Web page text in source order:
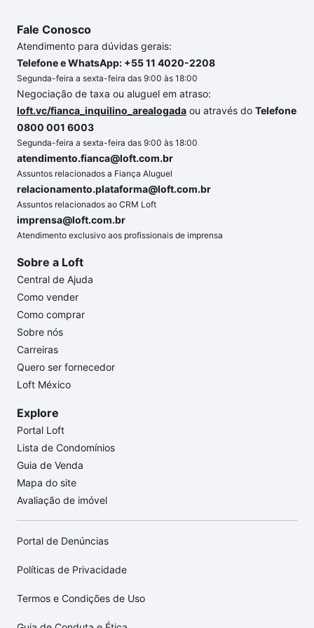
Fale Conosco
Atendimento para dúvidas gerais:
Telefone e WhatsApp: +55 11 4020-2208
Segunda-feira a sexta-feira das 9:00 às 18:00
Negociação de taxa ou aluguel em atraso:
loft.vc/fianca_inquilino_arealogada ou através do Telefone
0800 001 6003
Segunda-feira a sexta-feira das 9:00 às 18:00
atendimento.fianca@loft.com.br
Assuntos relacionados a Fiança Aluguel
relacionamento.plataforma@loft.com.br
Assuntos relacionados ao CRM Loft
imprensa@loft.com.br
Atendimento exclusivo aos profissionais de imprensa
Sobre a Loft
Central de Ajuda
Como vender
Como comprar
Sobre nós
Carreiras
Quero ser fornecedor
Loft México
Explore
Portal Loft
Lista de Condomínios
Guia de Venda
Mapa do site
Avaliação de imóvel
Portal de Denúncias
Políticas de Privacidade
Termos e Condições de Uso